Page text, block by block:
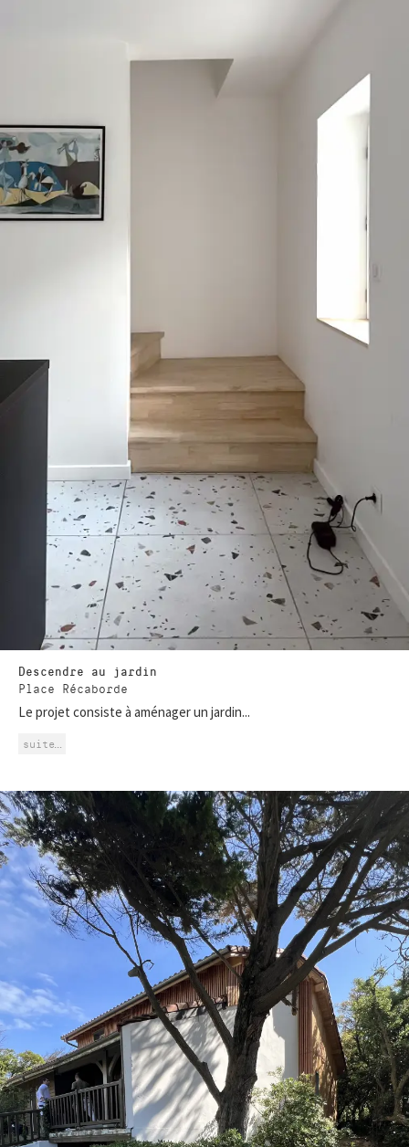
Descendre au jardin
Place Récaborde
Le projet consiste à aménager un jardin...
suite…